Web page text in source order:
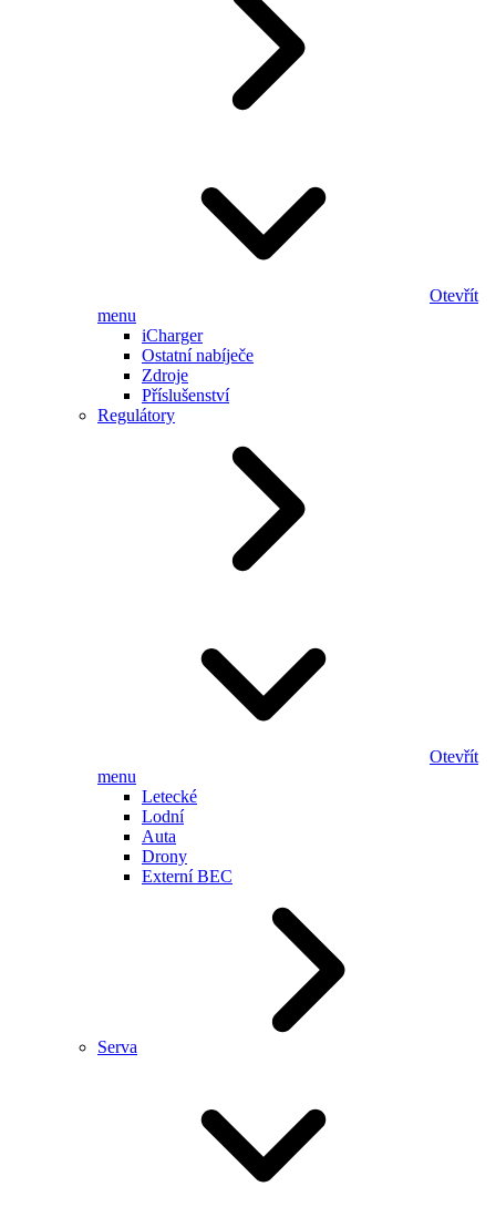
Otevřít
menu
iCharger
Ostatní nabíječe
Zdroje
Příslušenství
Regulátory
Otevřít
menu
Letecké
Lodní
Auta
Drony
Externí BEC
Serva